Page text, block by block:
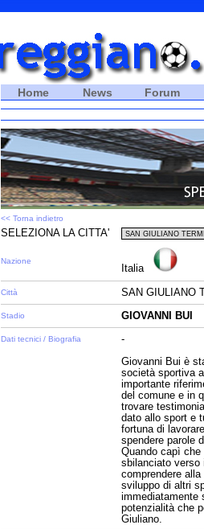
Home News Forum
<< Torna indietro
SELEZIONA LA CITTA'
Nazione
Italia
Città SAN GIULIANO
Stadio GIOVANNI BUI
Dati tecnici / Biografia
-
Giovanni Bui è
società sportiva
importante
del comune e in
trovare
dato allo sport e
fortuna di
spendere parole
Quando capì che
sbilanciato verso
comprendere
sviluppo di altri
immediatamente
potenzialità che
Giuliano.